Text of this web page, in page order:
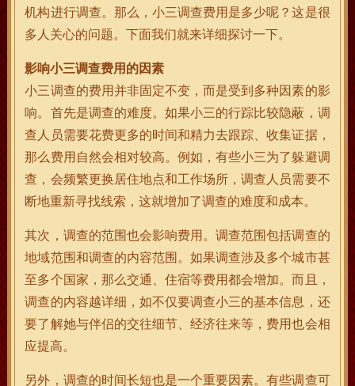
机构进行调查。那么，小三调查费用是多少呢？这是很
多人关心的问题。下面我们就来详细探讨一下。
影响小三调查费用的因素
小三调查的费用并非固定不变，而是受到多种因素的影
响。首先是调查的难度。如果小三的行踪比较隐蔽，调
查人员需要花费更多的时间和精力去跟踪、收集证据，
那么费用自然会相对较高。例如，有些小三为了躲避调
查，会频繁更换居住地点和工作场所，调查人员需要不
断地重新寻找线索，这就增加了调查的难度和成本。
其次，调查的范围也会影响费用。调查范围包括调查的
地域范围和调查的内容范围。如果调查涉及多个城市甚
至多个国家，那么交通、住宿等费用都会增加。而且，
调查的内容越详细，如不仅要调查小三的基本信息，还
要了解她与伴侣的交往细节、经济往来等，费用也会相
应提高。
另外，调查的时间长短也是一个重要因素。有些调查可